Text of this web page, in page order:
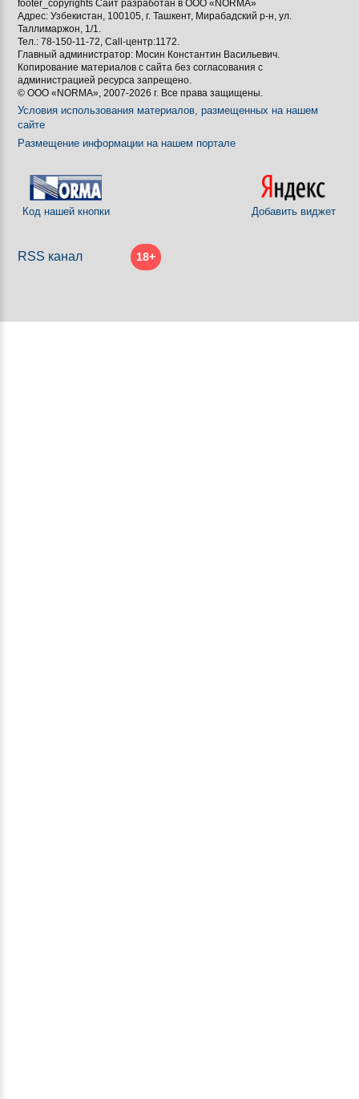
footer_copyrights Сайт разработан в ООО «NORMA»
Адрес: Узбекистан, 100105, г. Ташкент, Мирабадский р-н, ул.
Таллимаржон, 1/1.
Тел.: 78-150-11-72, Call-центр:1172.
Главный администратор: Мосин Константин Васильевич.
Копирование материалов с сайта без согласования с
администрацией ресурса запрещено.
© ООО «NORMA», 2007-2026 г. Все права защищены.
Условия использования материалов, размещенных на нашем
сайте
Размещение информации на нашем портале
Код нашей кнопки Добавить виджет
RSS канал 18+